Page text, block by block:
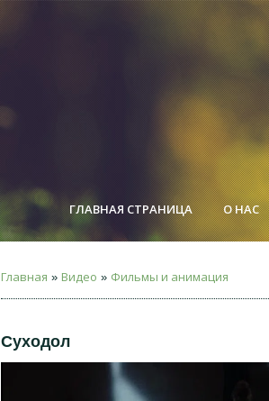
ГЛАВНАЯ СТРАНИЦА О НАС
Главная » Видео » Фильмы и анимация
Суходол